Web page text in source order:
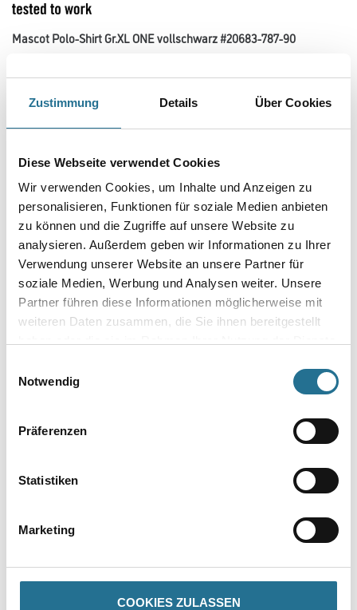
Zustimmung Details Über Cookies
Diese Webseite verwendet Cookies
Wir verwenden Cookies, um Inhalte und Anzeigen zu
personalisieren, Funktionen für soziale Medien anbieten
zu können und die Zugriffe auf unsere Website zu
analysieren. Außerdem geben wir Informationen zu Ihrer
Verwendung unserer Website an unsere Partner für
soziale Medien, Werbung und Analysen weiter. Unsere
Partner führen diese Informationen möglicherweise mit
weiteren Daten zusammen, die Sie ihnen bereitgestellt
Notwendig
Präferenzen
Statistiken
Marketing
COOKIES ZULASSEN
Mascot Polo-Shirt Gr.XL ONE vollschwarz #20683-787-90
hergestellt. Recyceltes Polyester wird aus gesammeltem und
wiederverwendetem Plastik hergestellt. Schnelltrocknendes Material
behält Farbe und Form auch nach dem Waschen. Das Material hat
Farbtonbezeichnung
Umrechnungsfaktoren
- Moderne Passform
- Knopfleiste
- Rippenbündchen am Kragen und an den Ärmeln